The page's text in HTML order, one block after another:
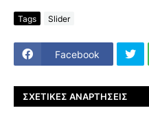
Tags Slider
Facebook
ΣΧΕΤΙΚΈΣ ΑΝΑΡΤΉΣΕΙΣ